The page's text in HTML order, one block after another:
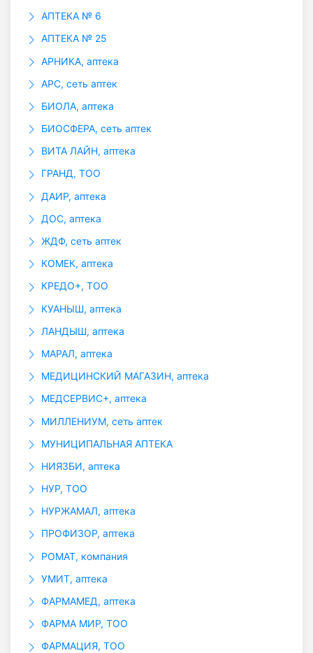
АПТЕКА № 6
АПТЕКА № 25
АРНИКА, аптека
АРС, сеть аптек
БИОЛА, аптека
БИОСФЕРА, сеть аптек
ВИТА ЛАЙН, аптека
ГРАНД, ТОО
ДАИР, аптека
ДОС, аптека
ЖДФ, сеть аптек
КОМЕК, аптека
КРЕДО+, ТОО
КУАНЫШ, аптека
ЛАНДЫШ, аптека
МАРАЛ, аптека
МЕДИЦИНСКИЙ МАГАЗИН, аптека
МЕДСЕРВИС+, аптека
МИЛЛЕНИУМ, сеть аптек
МУНИЦИПАЛЬНАЯ АПТЕКА
НИЯЗБИ, аптека
НУР, ТОО
НУРЖАМАЛ, аптека
ПРОФИЗОР, аптека
РОМАТ, компания
УМИТ, аптека
ФАРМАМЕД, аптека
ФАРМА МИР, ТОО
ФАРМАЦИЯ, ТОО